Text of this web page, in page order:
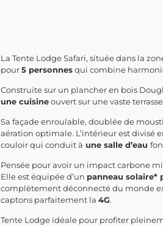
La Tente Lodge Safari, située dans la
pour5 personnesqui combine
Construite sur un plancher en bois
une cuisineouvert sur une vaste
Sa façade enroulable, doublée de
aération optimale. L’intérieur est divisé
couloir qui conduit à une salle d’eau
Pensée pour avoir un impact carbone
Elle est équipée d’un panneau solaire*
complètement déconnecté du monde
captons parfaitement la 4G.
Tente Lodge idéale pour profiter